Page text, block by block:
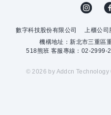
數字科技股份有限公司 上櫃公司
機構地址：新北市三重區
518熊班 客服專線：02-2999-
© 2026 by Addcn